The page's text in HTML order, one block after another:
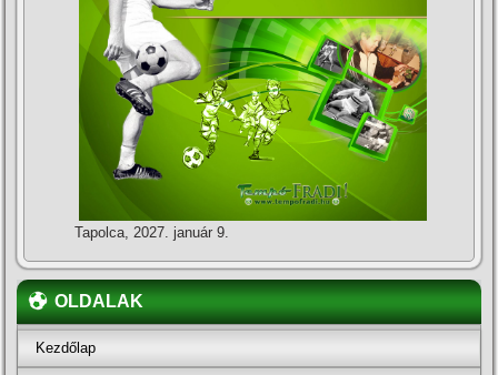
Tapolca, 2027. január 9.
OLDALAK
Kezdőlap